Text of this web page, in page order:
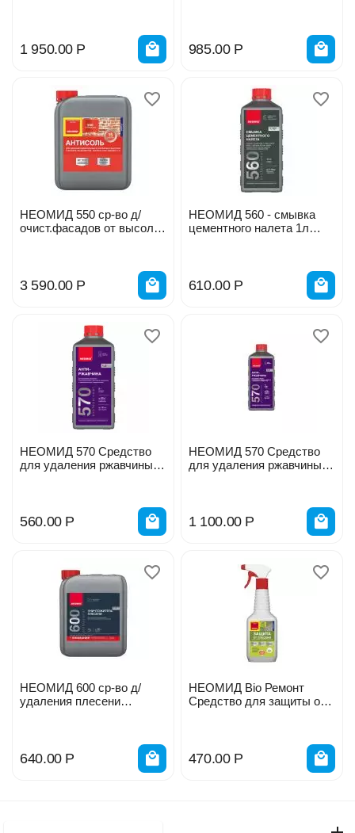
1 950.00 Р 985.00 Р
НЕОМИД 550 ср-во д/
очист.фасадов от высолов
3 590.00 Р
НЕОМИД 560 - смывка
цементного налета 1л
610.00 Р
НЕОМИД 570 Средство
для удаления ржавчины
560.00 Р
НЕОМИД 570 Средство
для удаления ржавчины
1 100.00 Р
НЕОМИД 600 ср-во д/
удаления плесени
640.00 Р
НЕОМИД Bio Ремонт
Средство для защиты от
470.00 Р